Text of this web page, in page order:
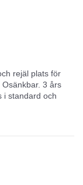
rejäl plats för
3 års
i standard och